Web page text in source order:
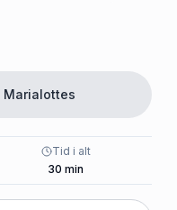
Marialottes
Tid i alt
30 min